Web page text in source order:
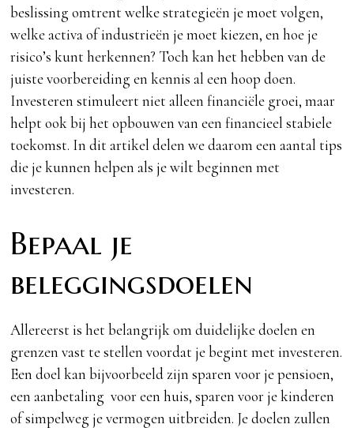
beslissing omtrent welke strategieën je moet volgen,
welke activa of industrieën je moet kiezen, en hoe je
risico’s kunt herkennen? Toch kan het hebben van de
juiste voorbereiding en kennis al een hoop doen.
Investeren stimuleert niet alleen financiële groei, maar
helpt ook bij het opbouwen van een financieel stabiele
toekomst. In dit artikel delen we daarom een aantal tips
die je kunnen helpen als je wilt beginnen met
investeren.
Bepaal je
beleggingsdoelen
Allereerst is het belangrijk om duidelijke doelen en
grenzen vast te stellen voordat je begint met investeren.
Een doel kan bijvoorbeeld zijn sparen voor je pensioen,
een aanbetaling voor een huis, sparen voor je kinderen
of simpelweg je vermogen uitbreiden. Je doelen zullen